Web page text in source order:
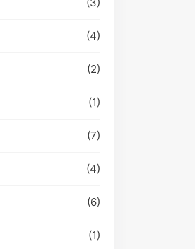
(4)
(2)
(1)
(7)
(4)
(6)
(1)